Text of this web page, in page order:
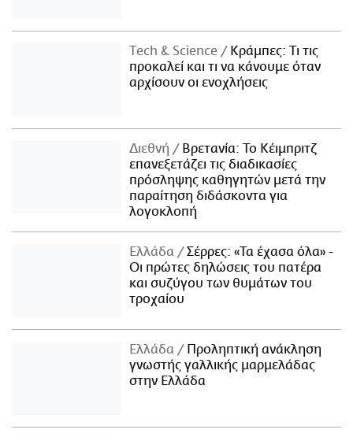
Τech & Science
Κράμπες: Τι τις
προκαλεί και τι να κάνουμε όταν
αρχίσουν οι ενοχλήσεις
Διεθνή
Βρετανία: Το Κέιμπριτζ
επανεξετάζει τις διαδικασίες
πρόσληψης καθηγητών μετά την
παραίτηση διδάσκοντα για
λογοκλοπή
Ελλάδα
Σέρρες: «Τα έχασα όλα» -
Οι πρώτες δηλώσεις του πατέρα
και συζύγου των θυμάτων του
τροχαίου
Ελλάδα
Προληπτική ανάκληση
γνωστής γαλλικής μαρμελάδας
στην Ελλάδα